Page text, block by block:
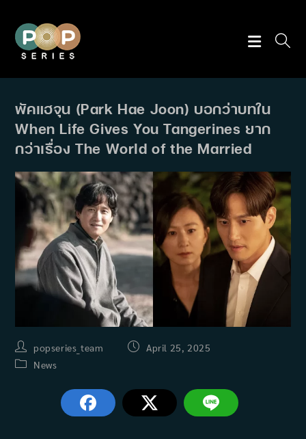
content
พัคแฮจุน (Park Hae Joon) บอกว่าบทใน
When Life Gives You Tangerines ยาก
กว่าเรื่อง The World of the Married
Post
author:
popseries_team
PostApril 25, 2025
PostNews